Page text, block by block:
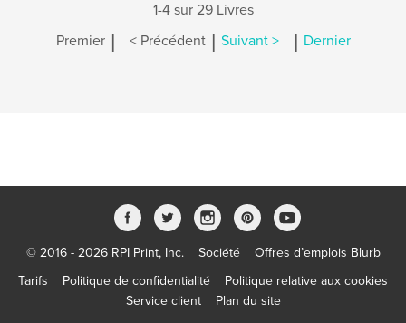
1-4 sur 29 Livres
Premier | < Précédent | Suivant > | Dernier
© 2016 - 2026 RPI Print, Inc. Société
Offres d’emplois Blurb
Tarifs
Politique de confidentialité
Politique relative aux cookies
Service client
Plan du site